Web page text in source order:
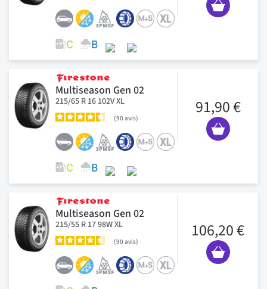
Multiseason Gen 02
215/65 R 16 102V XL
90avis
91,90 €
Multiseason Gen 02
215/55 R 17 98W XL
90avis
106,20 €